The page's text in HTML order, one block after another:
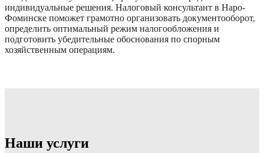
индивидуальные решения. Налоговый консультант в Наро-
Фоминске поможет грамотно организовать документооборот,
определить оптимальный режим налогообложения и
подготовить убедительные обоснования по спорным
хозяйственным операциям.
Наши услуги